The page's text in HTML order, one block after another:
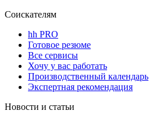
Соискателям
hh PRO
Готовое резюме
Все сервисы
Хочу у вас работать
Производственный календарь
Экспертная рекомендация
Новости и статьи